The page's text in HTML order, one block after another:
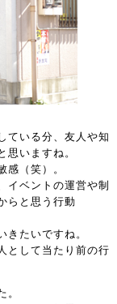
ている分、友人や知
思いますね。
感（笑）。
イベントの運営や制
らと思う行動
たいですね。
として当たり前の行
。